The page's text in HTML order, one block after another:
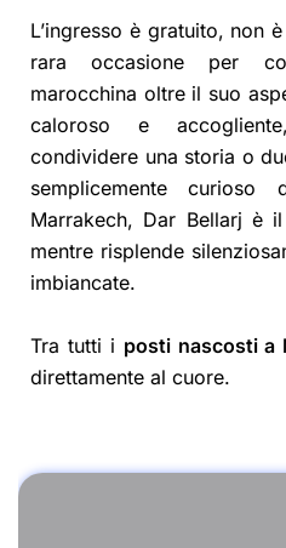
L’ingresso è gratuito, non
rara occasione per
marocchina oltre il suo
caloroso e
condividere una storia o
semplicemente
Marrakech, Dar Bellarj è
mentre risplende
imbiancate.
Tra tutti i posti nascosti a
direttamente al cuore.